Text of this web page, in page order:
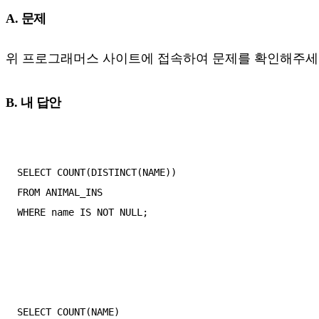
A. 문제
위 프로그래머스 사이트에 접속하여 문제를 확인해주
B. 내 답안
SELECT COUNT(DISTINCT(NAME))
FROM ANIMAL_INS
WHERE name IS NOT NULL;
SELECT COUNT(NAME)